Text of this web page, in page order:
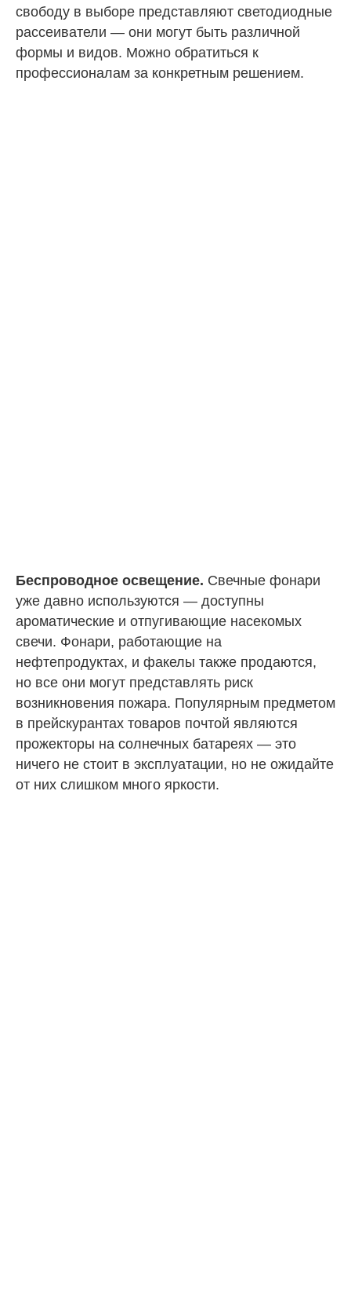
свободу в выборе представляют светодиодные
рассеиватели — они могут быть различной
формы и видов. Можно обратиться к
профессионалам за конкретным решением.
Беспроводное освещение. Свечные фонари
уже давно используются — доступны
ароматические и отпугивающие насекомых
свечи. Фонари, работающие на
нефтепродуктах, и факелы также продаются,
но все они могут представлять риск
возникновения пожара. Популярным предметом
в прейскурантах товаров почтой являются
прожекторы на солнечных батареях — это
ничего не стоит в эксплуатации, но не ожидайте
от них слишком много яркости.